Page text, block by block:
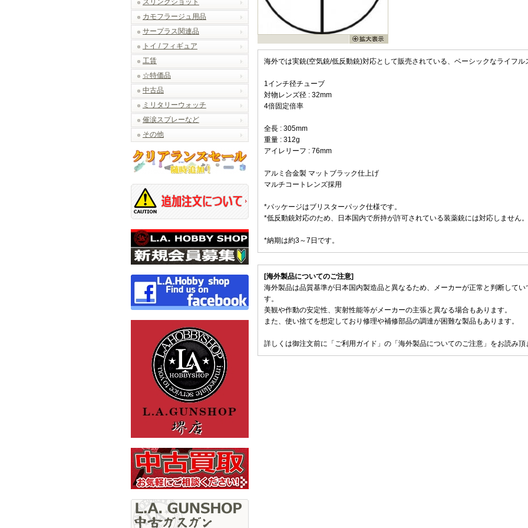
スリングショット
カモフラージュ用品
サープラス関連品
トイ / フィギュア
工賃
☆特価品
中古品
ミリタリーウォッチ
催涙スプレーなど
その他
海外では実銃(空気銃/低反動銃)対応として販売されている、ベーシックなライフル
1インチ径チューブ
対物レンズ径 : 32mm
4倍固定倍率
全長 : 305mm
重量 : 312g
アイレリーフ : 76mm
アルミ合金製 マットブラック仕上げ
マルチコートレンズ採用
*パッケージはブリスターパック仕様です。
*低反動銃対応のため、日本国内で所持が許可されている装薬銃には対応しません。
*納期は約3～7日です。
[海外製品についてのご注意]
海外製品は品質基準が日本国内製造品と異なるため、メーカーが正常と判断して
す。
美観や作動の安定性、実射性能等がメーカーの主張と異なる場合もあります。
また、使い捨てを想定しており修理や補修部品の調達が困難な製品もあります。
詳しくは御注文前に「ご利用ガイド」の「海外製品についてのご注意」をお読み